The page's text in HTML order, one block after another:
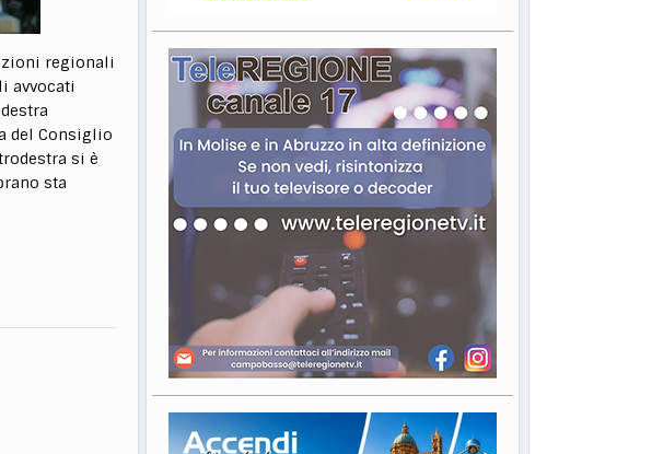
regionali
avvocati
del Consiglio
si è
sta